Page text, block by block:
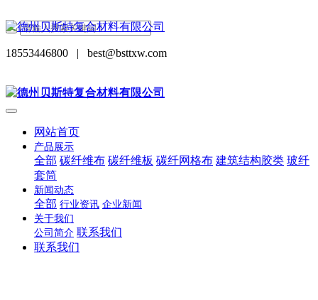
18553446800 | best@bsttxw.com
网站首页
产品展示
全部 碳纤维布 碳纤维板 碳纤网格布 建筑结构胶类 玻纤
套筒
新闻动态
全部 行业资讯 企业新闻
关于我们
公司简介 联系我们
联系我们